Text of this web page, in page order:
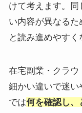
けて考えます。
い内容が異なるた
と読み進めやすく
在宅副業・クラ
細かい違いで迷い
では何を確認し、